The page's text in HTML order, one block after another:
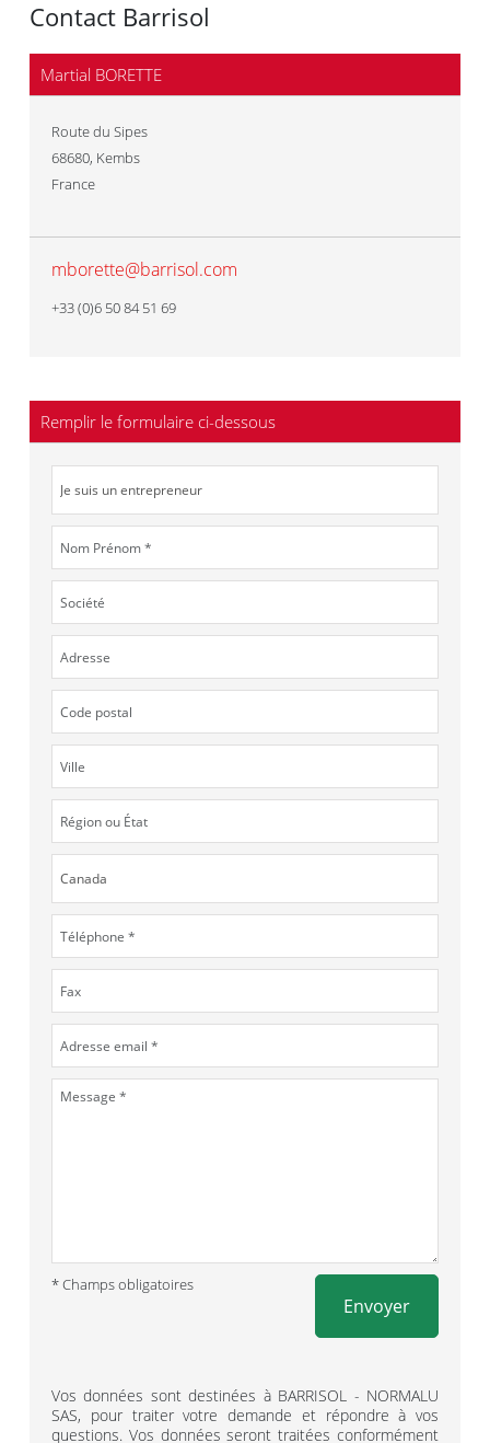
Contact Barrisol
Martial BORETTE
Route du Sipes
68680, Kembs
France
mborette@barrisol.com
+33 (0)6 50 84 51 69
Remplir le formulaire ci-dessous
* Champs obligatoires
Envoyer
Vos données sont destinées à BARRISOL - NORMALU
SAS, pour traiter votre demande et répondre à vos
questions. Vos données seront traitées conformément